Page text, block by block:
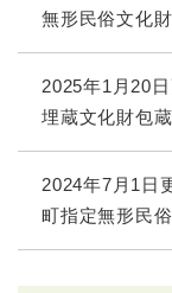
無形民俗文化財
2025年1月20
埋蔵文化財包
2024年7月1日
町指定無形民